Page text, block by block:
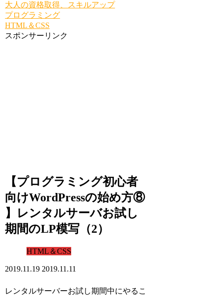
大人の資格取得、スキルアップ
プログラミング
HTML＆CSS
スポンサーリンク
【プログラミング初心者
向けWordPressの始め方⑧
】レンタルサーバお試し
期間のLP模写（2）
HTML＆CSS
2019.11.19 2019.11.11
レンタルサーバーお試し期間中にやるこ